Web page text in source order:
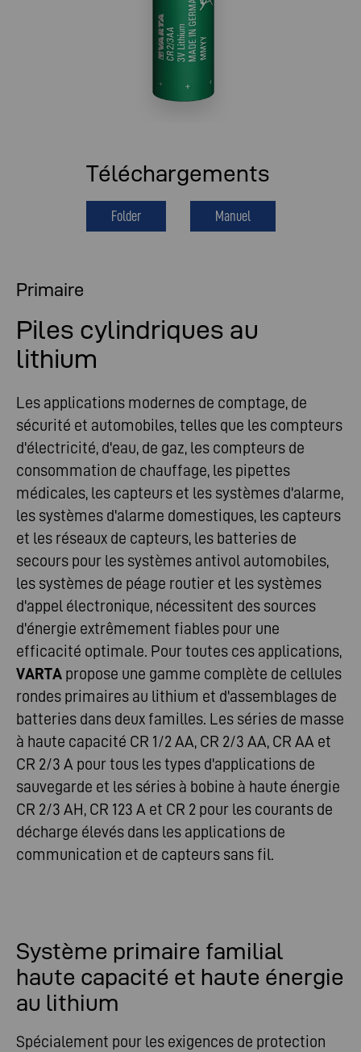
Primaire
Piles cylindriques au
lithium
Les applications modernes de comptage, de
sécurité et automobiles, telles que les compteurs
d'électricité, d'eau, de gaz, les compteurs de
consommation de chauffage, les pipettes
médicales, les capteurs et les systèmes d'alarme,
les systèmes d'alarme domestiques, les capteurs
et les réseaux de capteurs, les batteries de
secours pour les systèmes antivol automobiles,
les systèmes de péage routier et les systèmes
d'appel électronique, nécessitent des sources
d'énergie extrêmement fiables pour une
efficacité optimale. Pour toutes ces applications,
VARTA propose une gamme complète de cellules
rondes primaires au lithium et d'assemblages de
batteries dans deux familles. Les séries de masse
à haute capacité CR 1/2 AA, CR 2/3 AA, CR AA et
CR 2/3 A pour tous les types d'applications de
sauvegarde et les séries à bobine à haute énergie
CR 2/3 AH, CR 123 A et CR 2 pour les courants de
décharge élevés dans les applications de
communication et de capteurs sans fil.
Téléchargements
Folder Manuel
Système primaire familial
haute capacité et haute énergie
au lithium
Spécialement pour les exigences de protection